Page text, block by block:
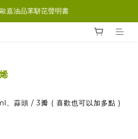
嘉油品苯駢芘聲明書
、蒜頭 / 3瓣 ( 喜歡也可以加多點 )